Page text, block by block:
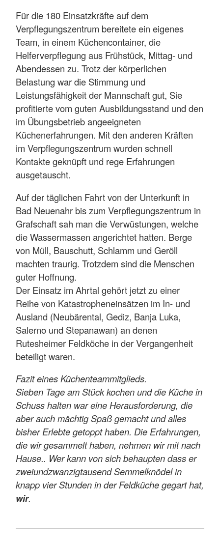
Für die 180 Einsatzkräfte auf dem
Verpflegungszentrum bereitete ein eigenes
Team, in einem Küchencontainer, die
Helferverpflegung aus Frühstück, Mittag- und
Abendessen zu. Trotz der körperlichen
Belastung war die Stimmung und
Leistungsfähigkeit der Mannschaft gut, Sie
profitierte vom guten Ausbildungsstand und den
im Übungsbetrieb angeeigneten
Küchenerfahrungen. Mit den anderen Kräften
im Verpflegungszentrum wurden schnell
Kontakte geknüpft und rege Erfahrungen
ausgetauscht.
Auf der täglichen Fahrt von der Unterkunft in
Bad Neuenahr bis zum Verpflegungszentrum in
Grafschaft sah man die Verwüstungen, welche
die Wassermassen angerichtet hatten. Berge
von Müll, Bauschutt, Schlamm und Geröll
machten traurig. Trotzdem sind die Menschen
guter Hoffnung.
Der Einsatz im Ahrtal gehört jetzt zu einer
Reihe von Katastropheneinsätzen im In- und
Ausland (Neubärental, Gediz, Banja Luka,
Salerno und Stepanawan) an denen
Rutesheimer Feldköche in der Vergangenheit
beteiligt waren.
Fazit eines Küchenteammitglieds.
Sieben Tage am Stück kochen und die Küche in
Schuss halten war eine Herausforderung, die
aber auch mächtig Spaß gemacht und alles
bisher Erlebte getoppt haben. Die Erfahrungen,
die wir gesammelt haben, nehmen wir mit nach
Hause.. Wer kann von sich behaupten dass er
zweiundzwanzigtausend Semmelknödel in
knapp vier Stunden in der Feldküche gegart hat,
wir.